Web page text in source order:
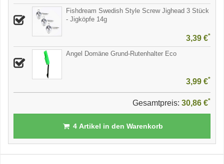
Fishdream Swedish Style Screw Jighead 3 Stück
- Jigköpfe 14g
3,39 €*
Angel Domäne Grund-Rutenhalter Eco
3,99 €*
Gesamtpreis: 30,86 €*
4Artikel in den Warenkorb